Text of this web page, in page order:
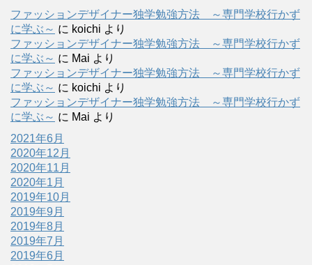
ファッションデザイナー独学勉強方法 ～専門学校行かず
に学ぶ～ に koichi より
ファッションデザイナー独学勉強方法 ～専門学校行かず
に学ぶ～ に Mai より
ファッションデザイナー独学勉強方法 ～専門学校行かず
に学ぶ～ に koichi より
ファッションデザイナー独学勉強方法 ～専門学校行かず
に学ぶ～ に Mai より
2021年6月
2020年12月
2020年11月
2020年1月
2019年10月
2019年9月
2019年8月
2019年7月
2019年6月